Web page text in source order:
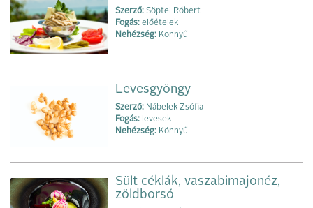
Szerző: Söptei Róbert
Fogás: előételek
Nehézség: Könnyű
Levesgyöngy
Szerző: Nábelek Zsófia
Fogás: levesek
Nehézség: Könnyű
Sült céklák, vaszabimajonéz,
zöldborsó